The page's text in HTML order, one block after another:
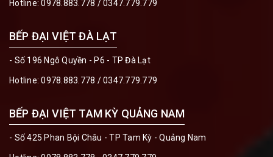
Hotline:0978.883.778 /0347.779.779
BẾP ĐẠI VIỆT ĐÀ LẠT
- Số 196 Ngô Quyền - P6 - TP Đà Lạt
Hotline:0978.883.778 /0347.779.779
BẾP ĐẠI VIỆT TAM KỲ QUẢNG NAM
- Số 425 Phan Bội Châu - TP Tam Kỳ - Quảng Nam